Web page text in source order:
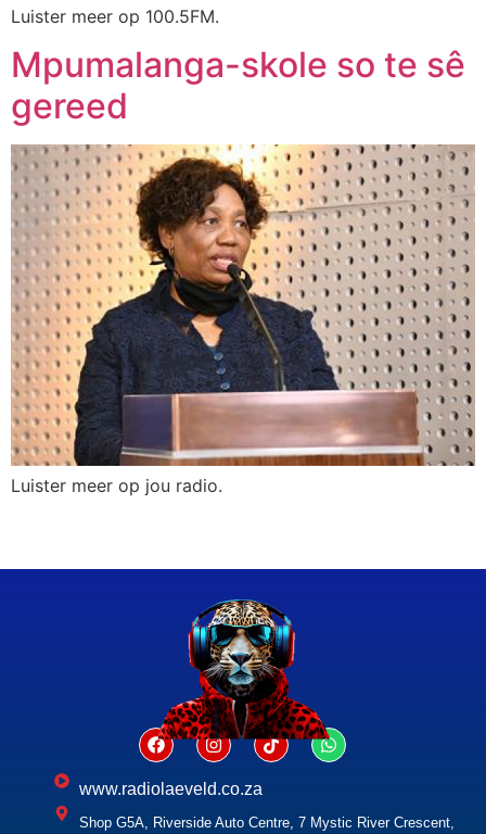
Luister meer op 100.5FM.
Mpumalanga-skole so te sê
gereed
Luister meer op jou radio.
www.radiolaeveld.co.za
Shop G5A, Riverside Auto Centre, 7 Mystic River Crescent,